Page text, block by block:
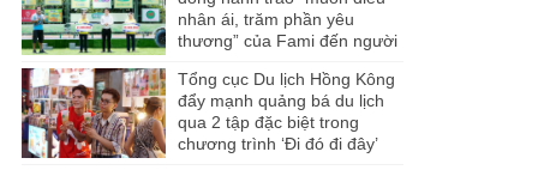
nhân ái, trăm phần yêu
thương” của Fami đến người
Tổng cục Du lịch Hồng Kông
đẩy mạnh quảng bá du lịch
qua 2 tập đặc biệt trong
chương trình ‘Đi đó đi đây’